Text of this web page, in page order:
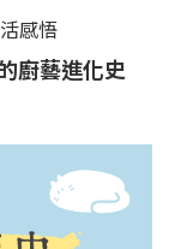
感悟
廚藝進化史